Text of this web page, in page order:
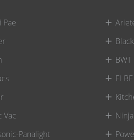
Pae
BWT
ELBE
Vac
Ninja
Panalight